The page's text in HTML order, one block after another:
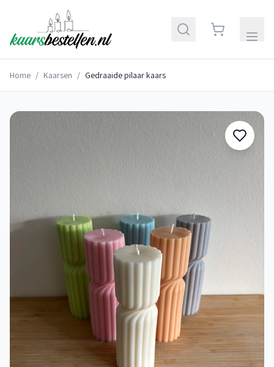
Home / Kaarsen / Gedraaide pilaar kaars